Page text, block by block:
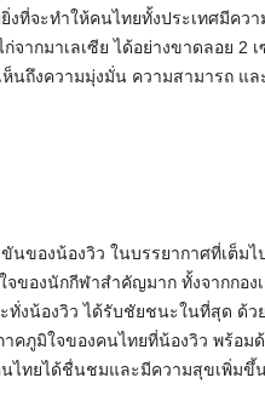
งที่จะทำให้คนไทยทั้งประเทศมีคว
ากมาเลเซีย ได้อย่างขาดลอย 2 เ
นถึงความมุ่งมั่น ความสามารถ แล
นของน้องวิว ในบรรยากาศที่เต็มไ
ของนักกีฬาสำคัญมาก ทั้งจากกอง
งน้องวิว ได้รับชัยชนะในที่สุด ด้ว
คภูมิใจของคนไทยที่น้องวิว พร้อม
ไทยได้ชื่นชมและมีความสุขเพิ่มขึ้